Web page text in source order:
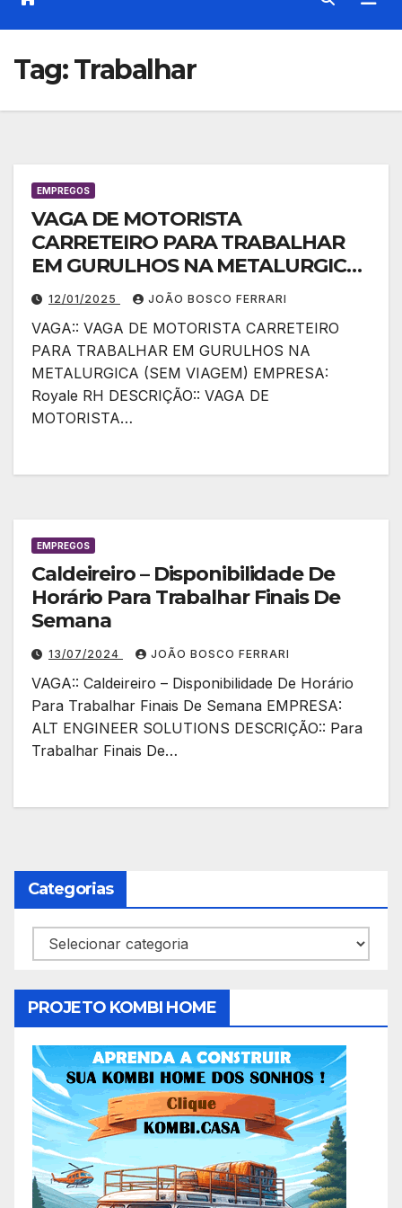
Tag:Trabalhar
EMPREGOS
VAGA DE MOTORISTA
CARRETEIRO PARA TRABALHAR
EM GURULHOS NA METALURGICA
(SEM VIAGEM)
12/01/2025 JOÃO BOSCO FERRARI
VAGA:: VAGA DE MOTORISTA CARRETEIRO
PARA TRABALHAR EM GURULHOS NA
METALURGICA (SEM VIAGEM) EMPRESA:
Royale RH DESCRIÇÃO:: VAGA DE
MOTORISTA…
EMPREGOS
Caldeireiro – Disponibilidade De
Horário Para Trabalhar Finais De
Semana
13/07/2024 JOÃO BOSCO FERRARI
VAGA:: Caldeireiro – Disponibilidade De Horário
Para Trabalhar Finais De Semana EMPRESA:
ALT ENGINEER SOLUTIONS DESCRIÇÃO:: Para
Trabalhar Finais De…
Categorias
Categorias
PROJETO KOMBI HOME